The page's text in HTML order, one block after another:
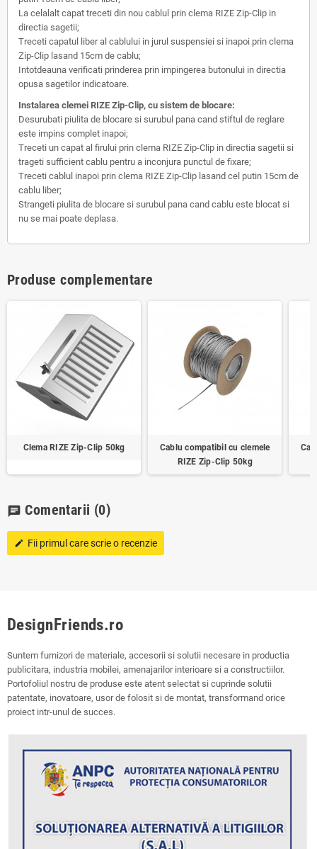
La celalalt capat treceti din nou cablul prin clema RIZE Zip-Clip in
directia sagetii;
Treceti capatul liber al cablului in jurul suspensiei si inapoi prin clema
Zip-Clip lasand 15cm de cablu;
Intotdeauna verificati prinderea prin impingerea butonului in directia
opusa sagetilor indicatoare.
Instalarea clemei RIZE Zip-Clip, cu sistem de blocare:
Desurubati piulita de blocare si surubul pana cand stiftul de reglare
este impins complet inapoi;
Treceti un capat al firului prin clema RIZE Zip-Clip in directia sagetii si
trageti sufficient cablu pentru a inconjura punctul de fixare;
Treceti cablul inapoi prin clema RIZE Zip-Clip lasand cel putin 15cm de
cablu liber;
Strangeti piulita de blocare si surubul pana cand cablu este blocat si
nu se mai poate deplasa.
Produse complementare
Clema RIZE Zip-Clip 50kg
Cablu compatibil cu clemele
RIZE Zip-Clip 50kg
chat Comentarii (0)
edit Fii primul care scrie o recenzie
DesignFriends.ro
Suntem furnizori de materiale, accesorii si solutii necesare in productia
publicitara, industria mobilei, amenajarilor interioare si a constructiilor.
Portofoliul nostru de produse este atent selectat si cuprinde solutii
patentate, inovatoare, usor de folosit si de montat, transformand orice
proiect intr-unul de succes.